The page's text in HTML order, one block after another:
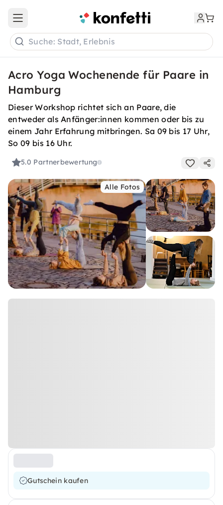
Open main menu
Suche: Stadt, Erlebnis
Acro Yoga Wochenende für Paare in
Hamburg
Dieser Workshop richtet sich an Paare, die
entweder als Anfänger:innen kommen oder bis zu
einem Jahr Erfahrung mitbringen. Sa 09 bis 17 Uhr,
So 09 bis 16 Uhr.
5.0 Partnerbewertung
Alle Fotos
Gutschein kaufen